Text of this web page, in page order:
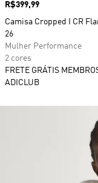
Preço
R$399,99
Camisa Cropped I CR
26
Mulher Performance
2 cores
FRETE GRÁTIS
ADICLUB